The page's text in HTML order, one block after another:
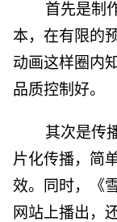
首先是制
本，在有限的
动画这样圈内
品质控制好。
其次是传
片化传播，简
效。同时，《
网站上播出，